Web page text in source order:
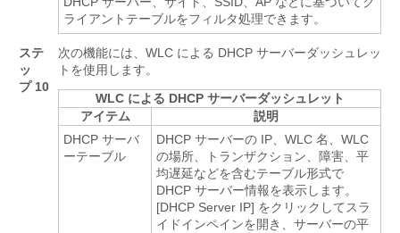
ライアントテーブルをフィルタ処理できます。
ステ
ッ
プ 10
次の機能には、WLC による DHCP サーバーダッシュレッ
トを使用します。
WLC による DHCP サーバーダッシュレット
アイテム
説明
DHCP サーバ
ーテーブル
DHCP サーバーの IP、WLC 名、WLC
の場所、トランザクション、障害、平
均遅延などを含むテーブル形式で
DHCP サーバー情報を表示します。
[DHCP Server IP] をクリックしてスラ
イドインペインを開き、サーバーの平